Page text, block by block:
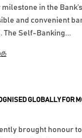
GLOBALLY FOR
brought honour
in the
and convenient
The Self-Banking...